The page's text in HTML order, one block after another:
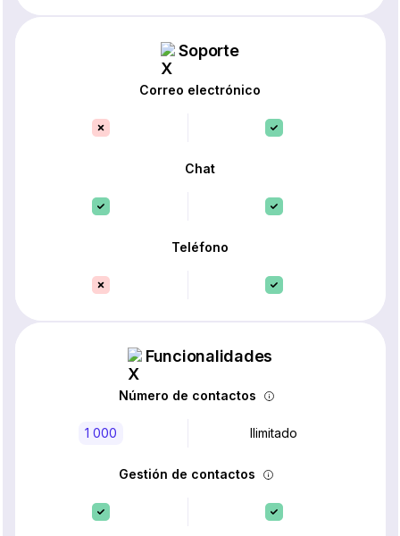
Soporte
Correo electrónico
Chat
Teléfono
Funcionalidades
Número de contactos
1 000 Ilimitado
Gestión de contactos